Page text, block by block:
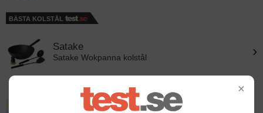
×
BÄSTA KOLSTÅL
Satake
Satake Wokpanna kolstål ›